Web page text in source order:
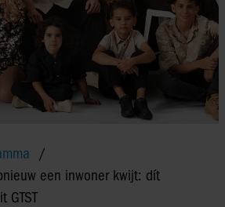
een inwoner kwijt: dít
GTST